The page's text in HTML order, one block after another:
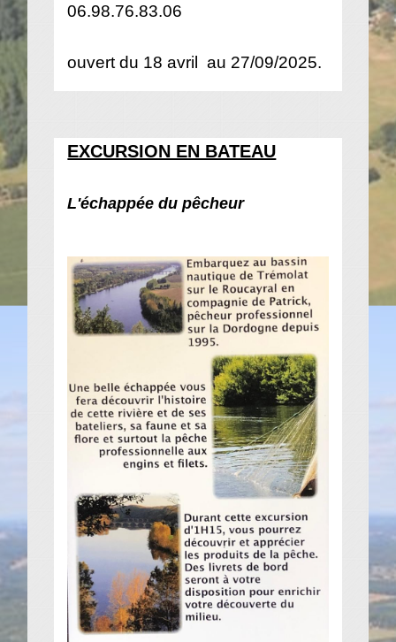
06.98.76.83.06
ouvert du 18 avril au 27/09/2025.
EXCURSION EN BATEAU
L'échappée du pêcheur